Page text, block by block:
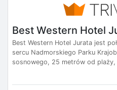
Best Western Hotel
Best Western Hotel Jurata jest
sercu Nadmorskiego Parku
sosnowego, 25 metrów od plaży,